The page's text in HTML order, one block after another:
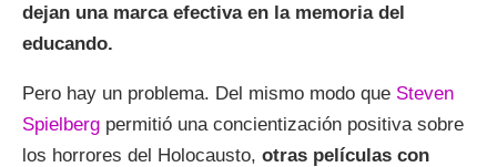
dejan una marca efectiva en la memoria del
educando.
Pero hay un problema. Del mismo modo que Steven
Spielberg permitió una concientización positiva sobre
los horrores del Holocausto, otras películas con